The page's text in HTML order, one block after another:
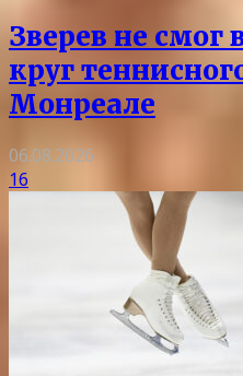
Зверев не смог
круг
Монреале
06.08.2026
16